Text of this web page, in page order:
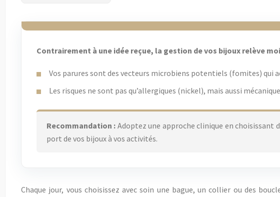
Contrairement à une idée reçue, la gestion de vos bijoux relève
Vos parures sont des vecteurs microbiens potentiels (fomites) qui
Les risques ne sont pas qu’allergiques (nickel), mais aussi
Recommandation : Adoptez une approche clinique en
port de vos bijoux à vos activités.
Chaque jour, vous choisissez avec soin une bague, un collier ou des